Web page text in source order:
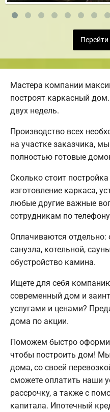
Мастера компании
построят каркасный
двух недель.
Производство всех
на участке заказчика,
полностью готовые
Сколько стоит
изготовление каркаса,
любые другие важные
сотрудникам по
Оплачиваются отдельно:
санузла, котельной,
обустройство камина.
Ищете для себя
современный дом и
услугами и ценами?
дома по акции.
Поможем быстро
чтобы построить дом!
дома, со своей
сможете оплатить наши
рассрочку, а также с
капитала. Ипотечный